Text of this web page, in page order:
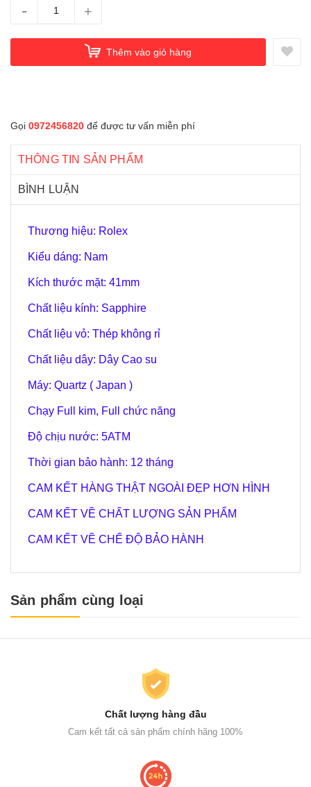
- +
Thêm vào giỏ hàng
Gọi 0972456820 để được tư vấn miễn phí
THÔNG TIN SẢN PHẨM
BÌNH LUẬN
Thương hiệu: Rolex
Kiểu dáng: Nam
Kích thước mặt: 41mm
Chất liệu kính: Sapphire
Chất liệu vỏ: Thép không rỉ
Chất liệu dây: Dây Cao su
Máy: Quartz ( Japan )
Chạy Full kim, Full chức năng
Độ chịu nước: 5ATM
Thời gian bảo hành: 12 tháng
CAM KẾT HÀNG THẬT NGOÀI ĐẸP HƠN HÌNH
CAM KẾT VỀ CHẤT LƯỢNG SẢN PHẨM
CAM KẾT VỀ CHẾ ĐỘ BẢO HÀNH
Sản phẩm cùng loại
Chất lượng hàng đầu
Cam kết tất cả sản phẩm chính hãng 100%